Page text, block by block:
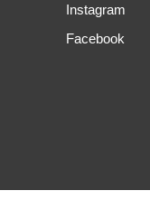
Instagram
Facebook